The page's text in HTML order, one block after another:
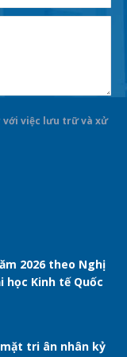
với việc lưu trữ và xử
2026 theo Nghị
học Kinh tế Quốc
tri ân nhân kỷ